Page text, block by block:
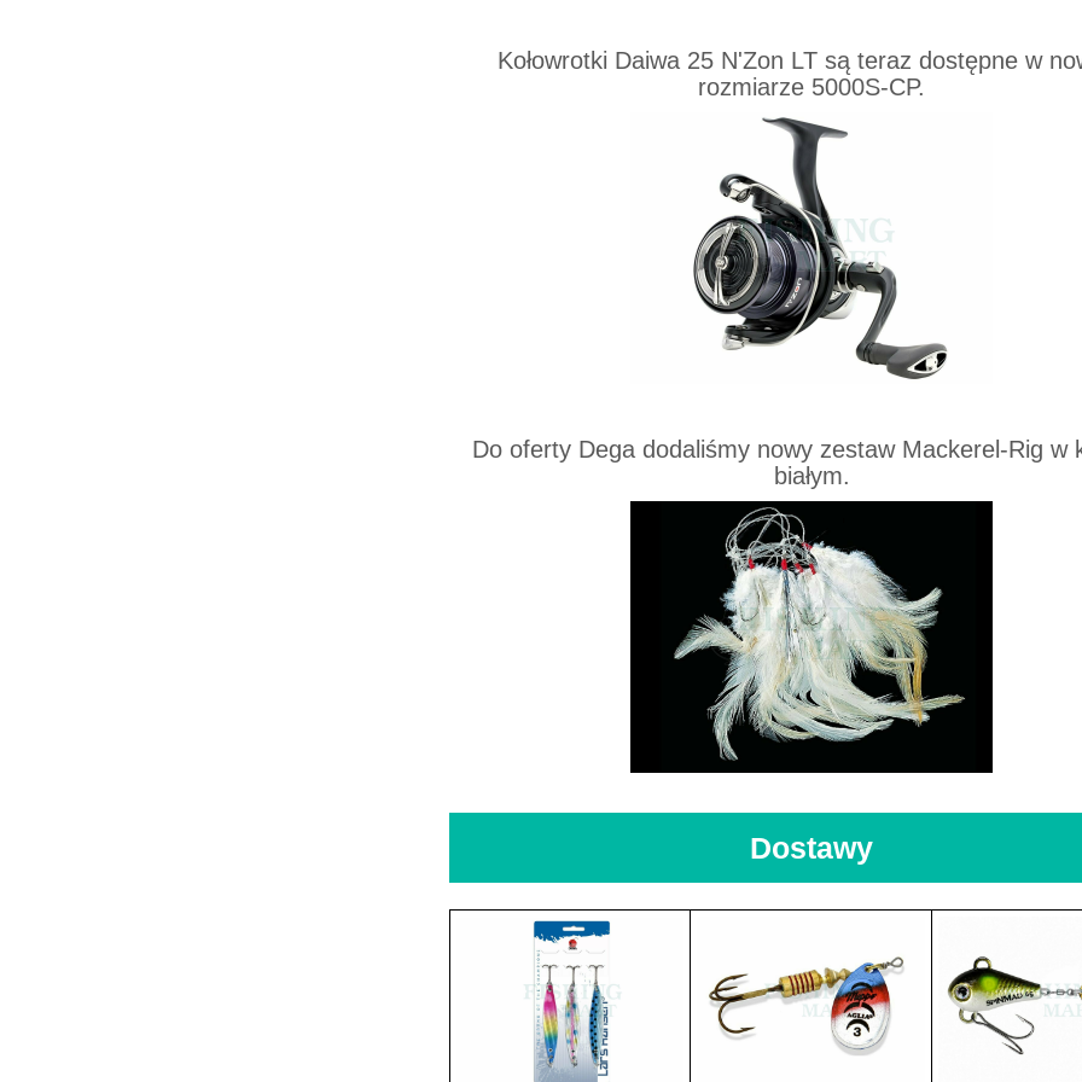
Kołowrotki Daiwa 25 N'Zon LT są teraz dostępne w
rozmiarze 5000S-CP.
Do oferty Dega dodaliśmy nowy zestaw Mackerel-Rig w
białym.
Dostawy